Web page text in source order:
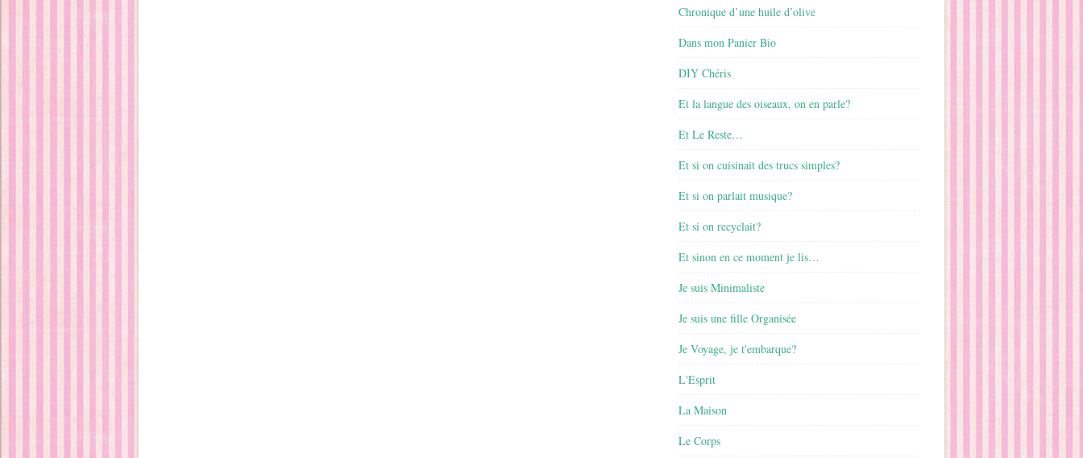
Chronique d’une huile d’olive
Dans mon Panier Bio
DIY Chéris
Et la langue des oiseaux, on en parle?
Et Le Reste…
Et si on cuisinait des trucs simples?
Et si on parlait musique?
Et si on recyclait?
Et sinon en ce moment je lis…
Je suis Minimaliste
Je suis une fille Organisée
Je Voyage, je t'embarque?
L'Esprit
La Maison
Le Corps